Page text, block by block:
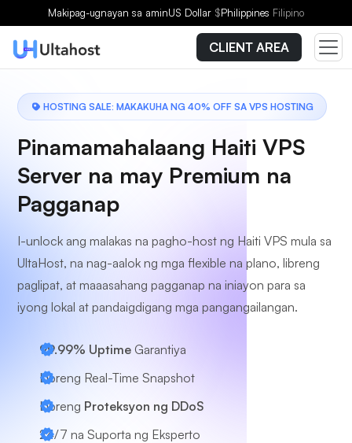
Makipag-ugnayan sa aminUS Dollar $Philippines Filipino
CLIENT AREA
HOSTING SALE: MAKAKUHA NG 40% OFF SA VPS HOSTING
Pinamamahalaang Haiti VPS
Server na may Premium na
Pagganap
I-unlock ang malakas na pagho-host ng Haiti VPS mula sa
UltaHost, na nag-aalok ng mga flexible na plano, libreng
paglipat, at maaasahang pagganap na iniayon para sa
iyong lokal at pandaigdigang mga pangangailangan.
99.99% Uptime Garantiya
Libreng Real-Time Snapshot
Libreng Proteksyon ng DDoS
24/7 na Suporta ng Eksperto